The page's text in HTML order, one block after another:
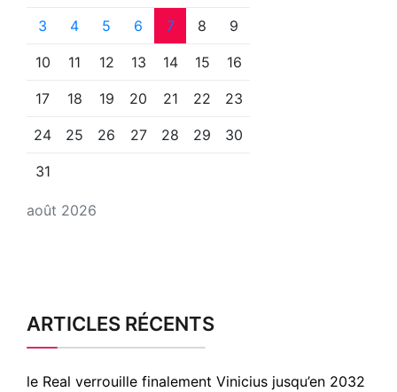
août 2026
3 4 5 6 7 8 9
10 11 12 13 14 15 16
17 18 19 20 21 22 23
24 25 26 27 28 29 30
31
ARTICLES RÉCENTS
le Real verrouille finalement Vinicius jusqu’en 2032